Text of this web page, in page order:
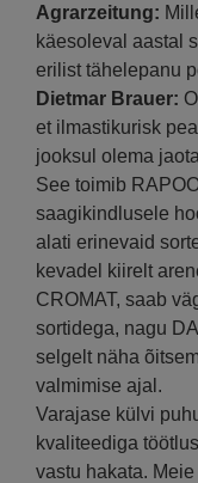
Agrarzeitung:
käesoleval aastal
erilist tähelepanu
Dietmar Brauer:
et ilmastikurisk
jooksul olema
See toimib
saagikindlusele
alati erinevaid
kevadel kiirelt
CROMAT, saab
sortidega, nagu
selgelt näha
valmimise ajal.
Varajase külvi
kvaliteediga
vastu hakata.